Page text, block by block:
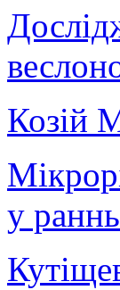
Козій
у